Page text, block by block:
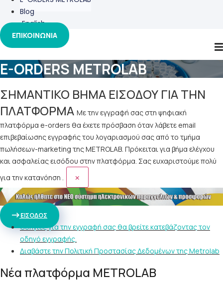
Blog
English
ΕΠΙΚΟΙΝΩΝΙΑ
E-ORDERS METROLAB
ΣΗΜΑΝΤΙΚΟ ΒΗΜΑ ΕΙΣΟΔΟΥ ΓΙΑ ΤΗΝ
ΠΛΑΤΦΟΡΜΑ Με την εγγραφή σας στη ψηφιακή
πλατφόρμα e-orders θα έχετε πρόσβαση όταν λάβετε email
επιβεβαίωσης εγγραφής του λογαριασμού σας από το τμήμα
πωλήσεων-marketing της METROLAB. Πρόκειται για βήμα ελέγχου
και ασφαλείας εισόδου στην πλατφόρμα. Σας ευχαριστούμε πολύ
για την κατανόηση .
×
ΕΙΣΟΔΟΣ
Οδηγίες για την εγγραφή σας θα βρείτε κατεβάζοντας τον
οδηγό εγγραφής.
Διαβάστε την Πολιτική Προστασίας Δεδομένων της Metrolab
Νέα πλατφόρμα METROLAB